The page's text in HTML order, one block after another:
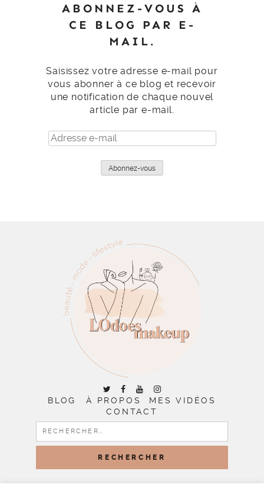
ABONNEZ-VOUS À
CE BLOG PAR E-
MAIL.
Saisissez votre adresse e-mail pour
vous abonner à ce blog et recevoir
une notification de chaque nouvel
article par e-mail.
Adresse
e-
Abonnez-vous
BLOG À PROPOS
MES VIDÉOS
CONTACT
RECHERCHER :